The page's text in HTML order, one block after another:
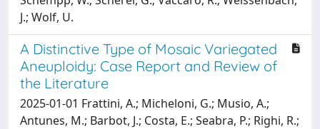
J.; Wolf, U.
A Distinctive Type of Mosaic Variegated
Aneuploidy: Case Report and Review of
the Literature
2025-01-01 Frattini, A.; Micheloni, G.; Musio, A.;
Antunes, M.; Barbot, J.; Costa, E.; Seabra, P.; Righi, R.;